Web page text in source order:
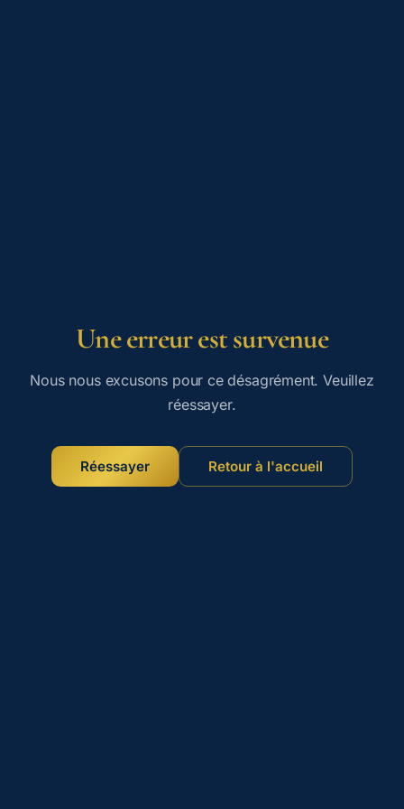
Une erreur est survenue
Nous nous excusons pour ce désagrément. Veuillez
réessayer.
Réessayer Retour à l'accueil